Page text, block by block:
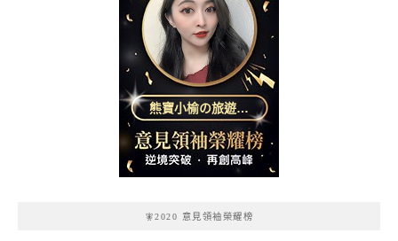
熊寶小榆の旅遊日
記
🧚2020 意見領袖榮耀榜